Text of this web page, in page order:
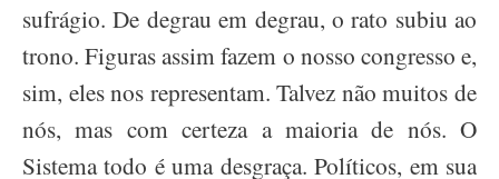
sufrágio. De degrau em degrau, o rato subiu ao
trono. Figuras assim fazem o nosso congresso e,
sim, eles nos representam. Talvez não muitos de
nós, mas com certeza a maioria de nós. O
Sistema todo é uma desgraça. Políticos, em sua